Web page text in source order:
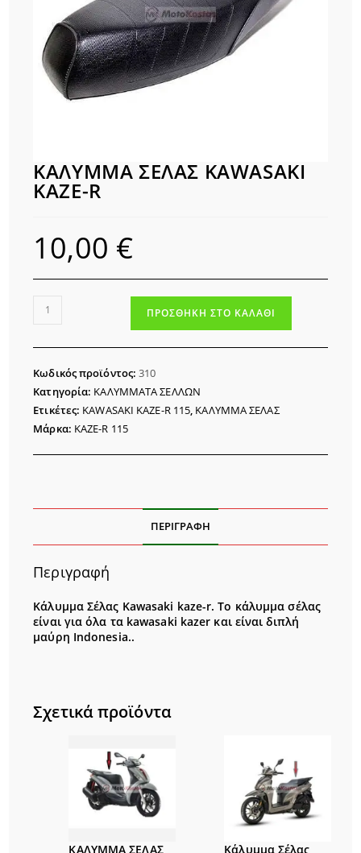
ΚΑΛΥΜΜΑ ΣΕΛΑΣ KAWASAKI
KAZE-R
10,00 €
ΚΑΛΥΜΜΑ
KAWASAKI
R
ποσότητα
ΠΡΟΣΘΉΚΗ ΣΤΟ ΚΑΛΆΘΙ
Κωδικός προϊόντος:310
Κατηγορία: ΚΑΛΥΜΜΑΤΑ ΣΕΛΛΩΝ
Ετικέτες: KAWASAKI KAZE-R 115 ΚΑΛΥΜΜΑ ΣΕΛΑΣ
Μάρκα: KAZE-R 115
ΠΕΡΙΓΡΑΦΉ
Περιγραφή
Κάλυμμα Σέλας Kawasaki kaze-r. Το κάλυμμα σέλας
είναι για όλα τα kawasaki kazer και είναι διπλή
μαύρη Indonesia..
Σχετικά προϊόντα
ΚΑΛΥΜΜΑ ΣΕΛΑΣ
Κάλυμμα Σέλας